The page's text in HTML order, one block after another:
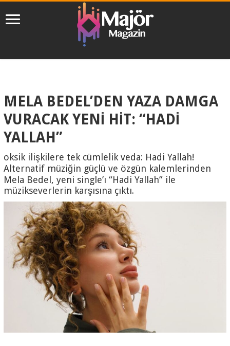
MELA BEDEL’DEN YAZA DAMGA
VURACAK YENİ HİT: “HADİ
YALLAH”
oksik ilişkilere tek cümlelik veda: Hadi Yallah!
Alternatif müziğin güçlü ve özgün kalemlerinden
Mela Bedel, yeni single’ı “Hadi Yallah” ile
müzikseverlerin karşısına çıktı.